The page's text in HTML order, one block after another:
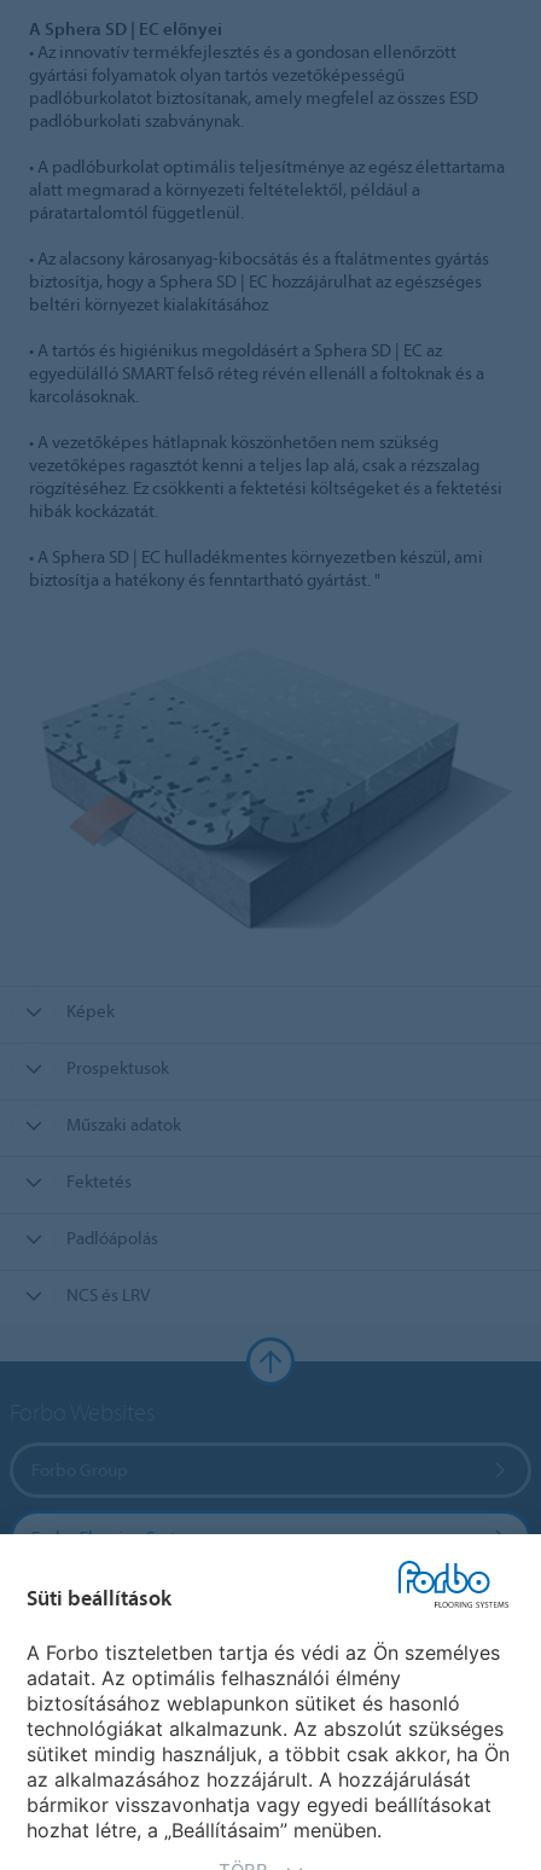
A Sphera SD | EC előnyei
• Az innovatív termékfejlesztés és a gondosan ellenőrzött
gyártási folyamatok olyan tartós vezetőképességű
padlóburkolatot biztosítanak, amely megfelel az összes ESD
padlóburkolati szabványnak.
• A padlóburkolat optimális teljesítménye az egész élettartama
alatt megmarad a környezeti feltételektől, például a
páratartalomtól függetlenül.
• Az alacsony károsanyag-kibocsátás és a ftalátmentes gyártás
biztosítja, hogy a Sphera SD | EC hozzájárulhat az egészséges
beltéri környezet kialakításához
• A tartós és higiénikus megoldásért a Sphera SD | EC az
egyedülálló SMART felső réteg révén ellenáll a foltoknak és a
karcolásoknak.
• A vezetőképes hátlapnak köszönhetően nem szükség
vezetőképes ragasztót kenni a teljes lap alá, csak a rézszalag
rögzítéséhez. Ez csökkenti a fektetési költségeket és a fektetési
hibák kockázatát.
• A Sphera SD | EC hulladékmentes környezetben készül, ami
biztosítja a hatékony és fenntartható gyártást. "
Képek
Prospektusok
Műszaki adatok
Fektetés
Padlóápolás
NCS és LRV
Forbo Flooring Systems
Forbo Movement Systems
Ország weboldala
Válasszon országot
Süti beállítások
A Forbo tiszteletben tartja és védi az Ön személyes
adatait. Az optimális felhasználói élmény
biztosításához weblapunkon sütiket és hasonló
technológiákat alkalmazunk. Az abszolút szükséges
sütiket mindig használjuk, a többit csak akkor, ha Ön
az alkalmazásához hozzájárult. A hozzájárulását
bármikor visszavonhatja vagy egyedi beállításokat
hozhat létre, a „Beállításaim” menüben.